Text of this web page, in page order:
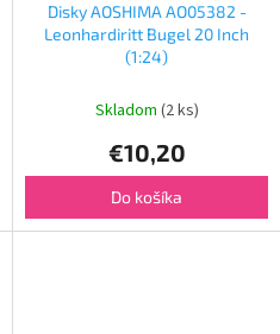
Disky AOSHIMA AO05382 -
Leonhardiritt Bugel 20 Inch
(1:24)
Skladom (2 ks)
€10,20
Do košíka